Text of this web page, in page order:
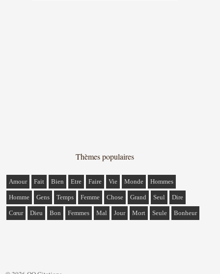
Thèmes populaires
Amour Fait Bien Etre Faire Vie Monde Hommes
Homme Gens Temps Femme Chose Grand Seul Dire
Cœur Dieu Bon Femmes Mal Jour Mort Seule Bonheur